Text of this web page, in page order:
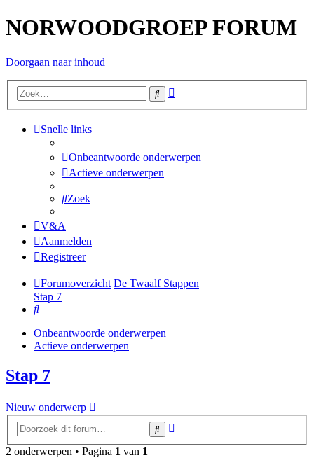
NORWOODGROEP FORUM
Doorgaan naar inhoud
Zoek
Snelle links
Onbeantwoorde onderwerpen
Actieve onderwerpen
Zoek
V&A
Aanmelden
Registreer
Forumoverzicht De Twaalf Stappen
Stap 7
Zoek
Onbeantwoorde onderwerpen
Actieve onderwerpen
Stap 7
Nieuw onderwerp
Zoek
2 onderwerpen • Pagina 1 van 1